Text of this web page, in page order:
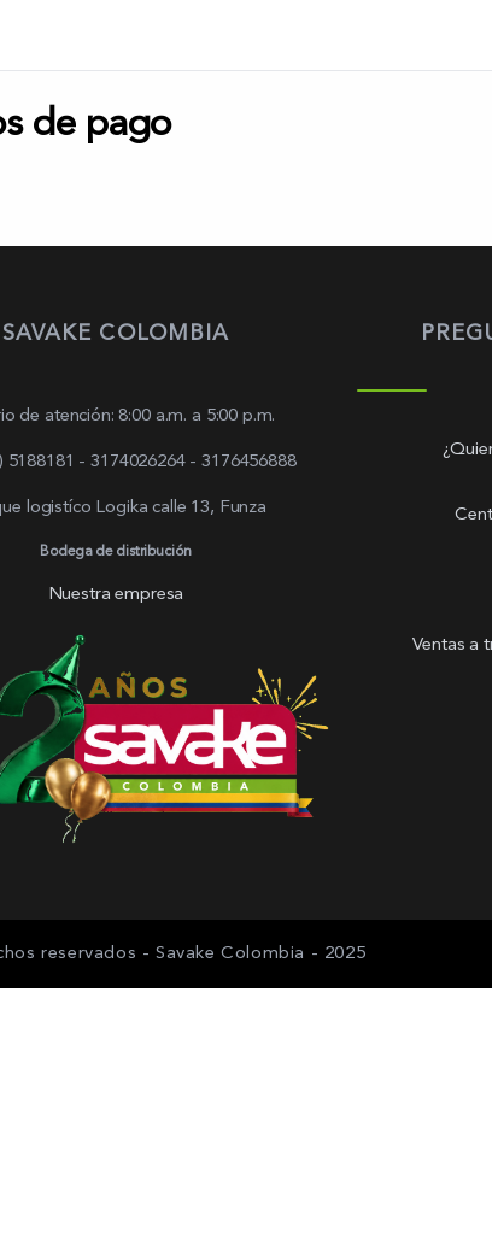
de pago
SAVAKE COLOMBIA
de atención: 8:00 a.m. a 5:00 p.m.
5188181 - 3174026264 - 3176456888
logistíco Logika calle 13, Funza
Bodega de distribución
Nuestra empresa
Ventas a
reservados - Savake Colombia - 2025